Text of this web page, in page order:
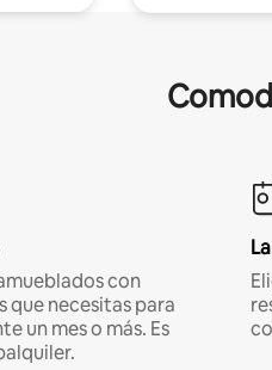
con
que necesitas para
un mes o más. Es